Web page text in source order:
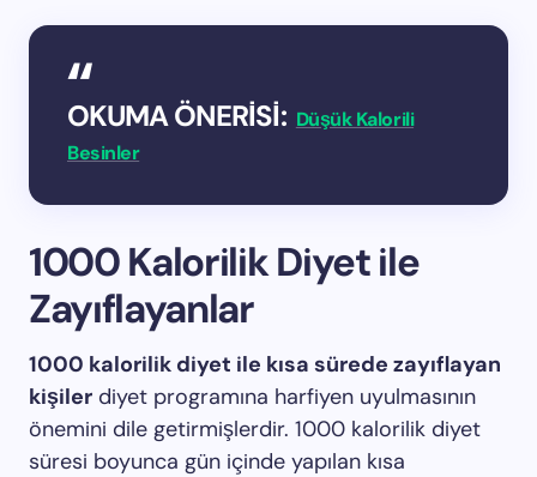
OKUMA ÖNERİSİ: Düşük Kalorili
Besinler
1000 Kalorilik Diyet ile
Zayıflayanlar
1000 kalorilik diyet ile kısa sürede zayıflayan
kişiler diyet programına harfiyen uyulmasının
önemini dile getirmişlerdir. 1000 kalorilik diyet
süresi boyunca gün içinde yapılan kısa